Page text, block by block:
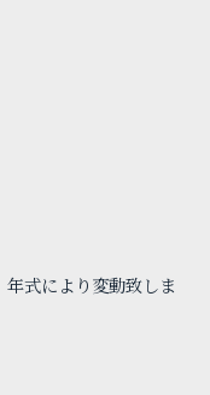
式により変動致しま